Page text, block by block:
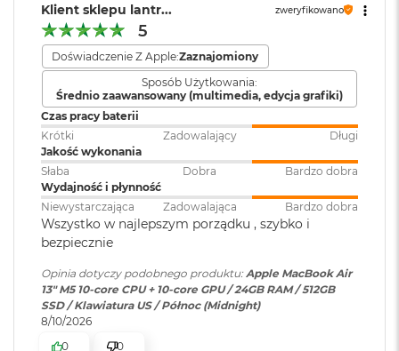
B
M
a
B
o
o
k
A
i
r
2
T
B
M
a
c
B
Ładowanie
DisplayPort
Thunderbolt 4 (do 40 Gb/s)
USB 4 (do 40 Gb/s)
Obsługa wyświetlaczy
Obsługa maksymalnie dwóch wyświetlaczy zewnętrznych:
Dwa wyświetlacze o natywnej rozdzielczości do 6K przy 60
Hz lub 4K przy 144 Hz
Jeden wyświetlacz o natywnej rozdzielczości do 8K przy 60
Wersja systemu
operacyjnego:
Dołączone
oprogramowanie
Wbudowane aplikacje systemu
Dodatkowe
informacje:
Klawiatura z Touch ID, Gładzik
Force Touch wyczuwający siłę
nacisku, Czujnik światła
otoczenia
Układ klawiatury: ANSI - Angielski US
Materiał wykonania
Klient sklepu lantr... zweryfikowano
5
Doświadczenie Z Apple:Zaznajomiony
Sposób Użytkowania:
Średnio zaawansowany (multimedia, edycja grafiki)
Czas pracy baterii
Krótki
Zadowalający
Długi
Jakość wykonania
Słaba
Dobra
Bardzo dobra
Wydajność i płynność
Niewystarczająca
Zadowalająca Bardzo dobra
Wszystko w najlepszym porządku , szybko i
bezpiecznie
Opinia dotyczy podobnego produktu: Apple MacBook Air
13" M5 10-core CPU + 10-core GPU / 24GB RAM / 512GB
SSD / Klawiatura US / Północ (Midnight)
8/10/2026
0
0